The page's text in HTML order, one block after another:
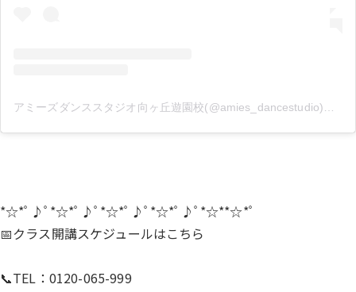
*☆*ﾟ♪ﾟ*☆*ﾟ♪ﾟ*☆*ﾟ♪ﾟ*☆*ﾟ♪ﾟ*☆**☆*ﾟ
📅クラス開講スケジュールはこちら
📞TEL：0120-065-999